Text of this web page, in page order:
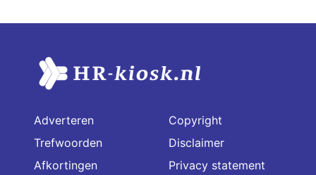
Adverteren
Trefwoorden
Afkortingen
Copyright
Disclaimer
Privacy statement